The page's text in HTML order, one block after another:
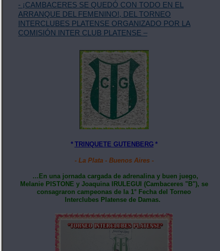
- ¡CAMBACERES SE QUEDÓ CON TODO EN EL
ARRANQUE DEL FEMENINO!, DEL TORNEO
INTERCLUBES PLATENSE ORGANIZADO POR LA
COMISIÓN INTER CLUB PLATENSE –
* TRINQUETE GUTENBERG *
- La Plata - Buenos Aires -
…En una jornada cargada de adrenalina y buen juego,
Melanie PISTONE y Joaquina IRULEGUI (Cambaceres "B"), se
consagraron campeonas de la 1° Fecha del Torneo
Interclubes Platense de Damas.